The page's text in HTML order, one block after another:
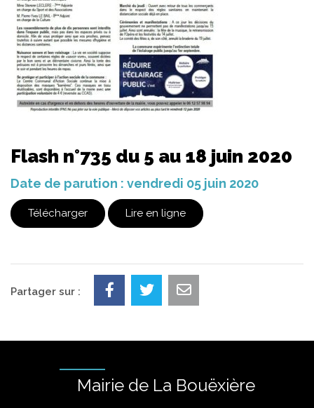
Flash n°735 du 5 au 18 juin 2020
Date de parution : vendredi 05 juin 2020
Télécharger Lire en ligne
Partager sur :
Mairie de La Bouëxière